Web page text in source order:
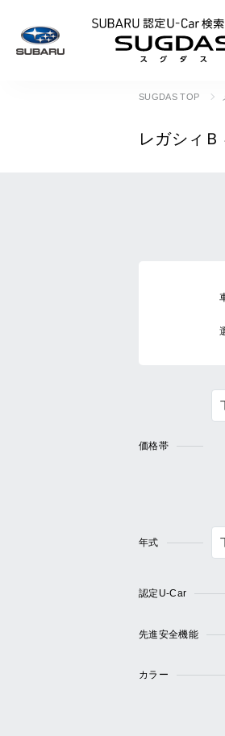
SUGDAS TOP
レガシィＢ
価格帯
年式
認定U-Car
先進安全機能
カラー